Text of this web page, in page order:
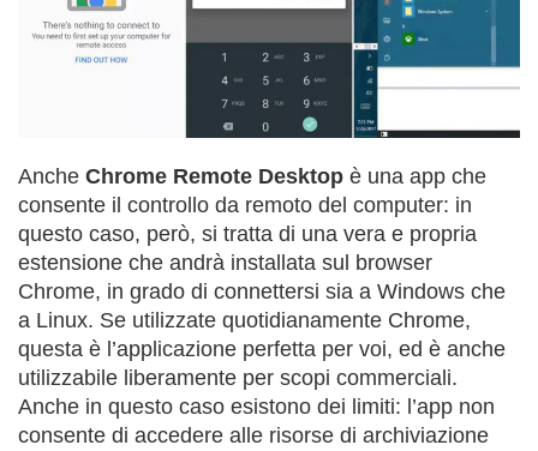
Anche Chrome Remote Desktop è una app che
consente il controllo da remoto del computer: in
questo caso, però, si tratta di una vera e propria
estensione che andrà installata sul browser
Chrome, in grado di connettersi sia a Windows che
a Linux. Se utilizzate quotidianamente Chrome,
questa è l’applicazione perfetta per voi, ed è anche
utilizzabile liberamente per scopi commerciali.
Anche in questo caso esistono dei limiti: l’app non
consente di accedere alle risorse di archiviazione